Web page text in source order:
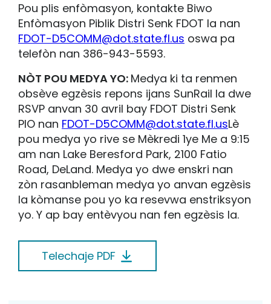
Pou plis enfòmasyon, kontakte Biwo
Enfòmasyon Piblik Distri Senk FDOT la nan
FDOT-D5COMM@dot.state.fl.us oswa pa
telefòn nan 386-943-5593.
NÒT POU MEDYA YO: Medya ki ta renmen
obsève egzèsis repons ijans SunRail la dwe
RSVP anvan 30 avril bay FDOT Distri Senk
PIO nan FDOT-D5COMM@dot.state.fl.usLè
pou medya yo rive se Mèkredi 1ye Me a 9:15
am nan Lake Beresford Park, 2100 Fatio
Road, DeLand. Medya yo dwe enskri nan
zòn rasanbleman medya yo anvan egzèsis
la kòmanse pou yo ka resevwa enstriksyon
yo. Y ap bay entèvyou nan fen egzèsis la.
Telechaje PDF